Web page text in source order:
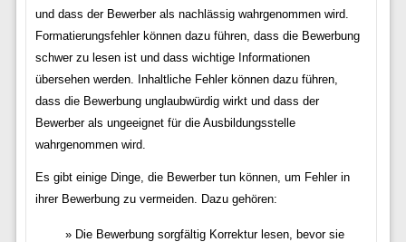
und dass der Bewerber als nachlässig wahrgenommen wird.
Formatierungsfehler können dazu führen, dass die Bewerbung
schwer zu lesen ist und dass wichtige Informationen
übersehen werden. Inhaltliche Fehler können dazu führen,
dass die Bewerbung unglaubwürdig wirkt und dass der
Bewerber als ungeeignet für die Ausbildungsstelle
wahrgenommen wird.
Es gibt einige Dinge, die Bewerber tun können, um Fehler in
ihrer Bewerbung zu vermeiden. Dazu gehören:
Die Bewerbung sorgfältig Korrektur lesen, bevor sie